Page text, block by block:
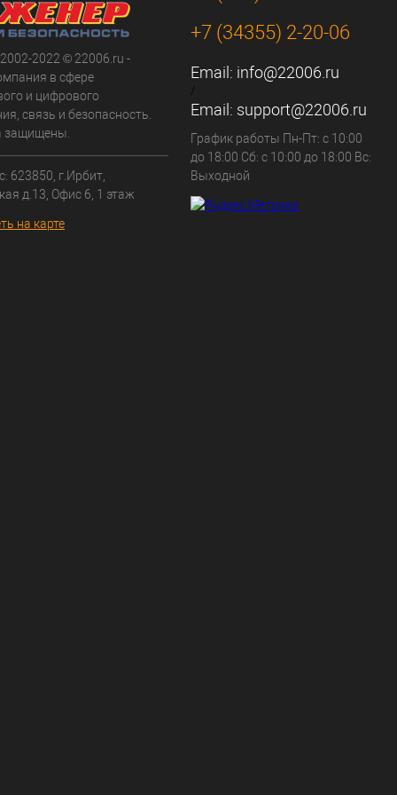
2022 © 22006.ru -
в сфере
и цифрового
связь и безопасность.
защищены.
623850, г.Ирбит,
д.13, Офис 6, 1 этаж
на карте
+7 (34355) 2-20-06
Email: info@22006.ru
/
Email: support@22006.ru
График работы Пн-Пт: с 10:00
до 18:00 Сб: с 10:00 до 18:00 Вс:
Выходной